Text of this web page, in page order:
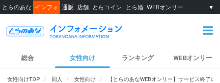
とらのあな インフォ 通販 店舗 とらコイン とら婚 WEBオンリー ▼
総合 女性向け ランキング WEBオンリー
女性向けTOP 同人 女性向け 【とらのあなWEBオンリー】サービス終了の